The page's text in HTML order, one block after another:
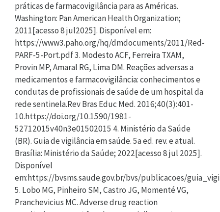
práticas de farmacovigilância para as Américas.
Washington: Pan American Health Organization;
2011[acesso 8 jul2025]. Disponível em:
https://www3.paho.org/hq/dmdocuments/2011/Red-
PARF-5-Port.pdf 3. Modesto ACF, Ferreira TXAM,
Provin MP, Amaral RG, Lima DM. Reações adversas a
medicamentos e farmacovigilância: conhecimentos e
condutas de profissionais de saúde de um hospital da
rede sentinela.Rev Bras Educ Med. 2016;40(3):401-
10.https://doi.org/10.1590/1981-
52712015v40n3e01502015 4. Ministério da Saúde
(BR). Guia de vigilância em saúde. 5a ed. rev. e atual.
Brasília: Ministério da Saúde; 2022[acesso 8 jul 2025].
Disponível
em:https://bvsms.saude.gov.br/bvs/publicacoes/
5. Lobo MG, Pinheiro SM, Castro JG, Momenté VG,
Pranchevicius MC. Adverse drug reaction